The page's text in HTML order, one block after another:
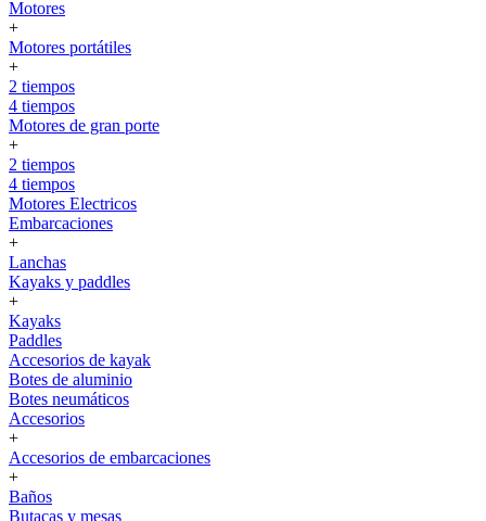
Motores
+
Motores portátiles
+
2 tiempos
4 tiempos
Motores de gran porte
+
2 tiempos
4 tiempos
Motores Electricos
Embarcaciones
+
Lanchas
Kayaks y paddles
+
Kayaks
Paddles
Accesorios de kayak
Botes de aluminio
Botes neumáticos
Accesorios
+
Accesorios de embarcaciones
+
Baños
Butacas y mesas